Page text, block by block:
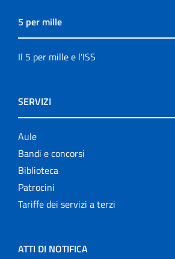
5 per mille
Il 5 per mille e l'ISS
SERVIZI
Aule
Bandi e concorsi
Biblioteca
Patrocini
Tariffe dei servizi a terzi
ATTI DI NOTIFICA